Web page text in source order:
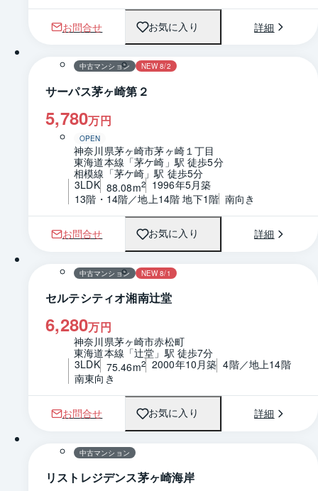
お問合せ お気に入り 詳細
1 / 0 間取り
中古マンション NEW 8/2
サーパス茅ヶ崎第２
5,780万円
OPEN
神奈川県茅ヶ崎市茅ヶ崎１丁目
東海道本線「茅ケ崎」駅 徒歩5分
相模線「茅ケ崎」駅 徒歩5分
3LDK 88.08m2
1996年5月築
13階・14階／地上14階 地下1階 南向き
お問合せ お気に入り 詳細
1 / 0 間取り
中古マンション NEW 8/1
セルテシティオ湘南辻堂
6,280万円
神奈川県茅ヶ崎市赤松町
東海道本線「辻堂」駅 徒歩7分
3LDK 75.46m2 2000年10月築 4階／地上14階
南東向き
お問合せ お気に入り 詳細
1 / 0
中古マンション
リストレジデンス茅ヶ崎海岸